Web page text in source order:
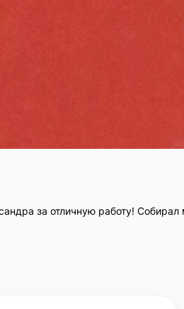
за отличную работу!